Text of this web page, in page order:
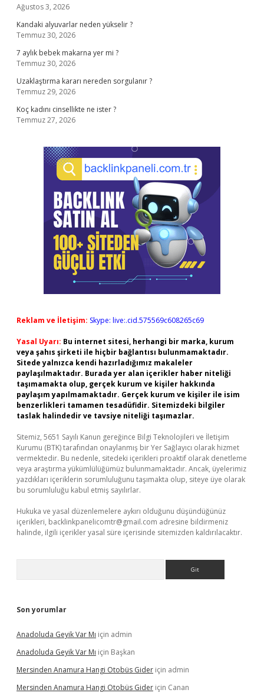
Ağustos 3, 2026
Kandaki alyuvarlar neden yükselir ?
Temmuz 30, 2026
7 aylık bebek makarna yer mi ?
Temmuz 30, 2026
Uzaklaştırma kararı nereden sorgulanır ?
Temmuz 29, 2026
Koç kadını cinsellikte ne ister ?
Temmuz 27, 2026
Reklam ve İletişim: Skype: live:.cid.575569c608265c69
Yasal Uyarı: Bu internet sitesi, herhangi bir marka, kurum
veya şahıs şirketi ile hiçbir bağlantısı bulunmamaktadır.
Sitede yalnızca kendi hazırladığımız makaleler
paylaşılmaktadır. Burada yer alan içerikler haber niteliği
taşımamakta olup, gerçek kurum ve kişiler hakkında
paylaşım yapılmamaktadır. Gerçek kurum ve kişiler ile isim
benzerlikleri tamamen tesadüfidir. Sitemizdeki bilgiler
taslak halindedir ve tavsiye niteliği taşımazlar.
Sitemiz, 5651 Sayılı Kanun gereğince Bilgi Teknolojileri ve İletişim
Kurumu (BTK) tarafından onaylanmış bir Yer Sağlayıcı olarak hizmet
vermektedir. Bu nedenle, sitedeki içerikleri proaktif olarak denetleme
veya araştırma yükümlülüğümüz bulunmamaktadır. Ancak, üyelerimiz
yazdıkları içeriklerin sorumluluğunu taşımakta olup, siteye üye olarak
bu sorumluluğu kabul etmiş sayılırlar.
Hukuka ve yasal düzenlemelere aykırı olduğunu düşündüğünüz
içerikleri, backlinkpanelicomtr@gmail.com adresine bildirmeniz
halinde, ilgili içerikler yasal süre içerisinde sitemizden kaldırılacaktır.
Son yorumlar
Anadoluda Geyik Var Mı için admin
Anadoluda Geyik Var Mı için Başkan
Mersinden Anamura Hangi Otobüs Gider için admin
Mersinden Anamura Hangi Otobüs Gider için Canan